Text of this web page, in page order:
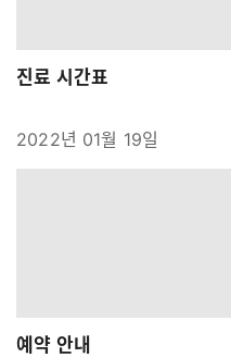
진료 시간표
2022년 01월 19일
예약 안내